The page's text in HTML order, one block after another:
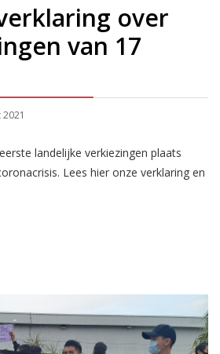
over
van 17
landelijke verkiezingen plaats
Lees hier onze verklaring en